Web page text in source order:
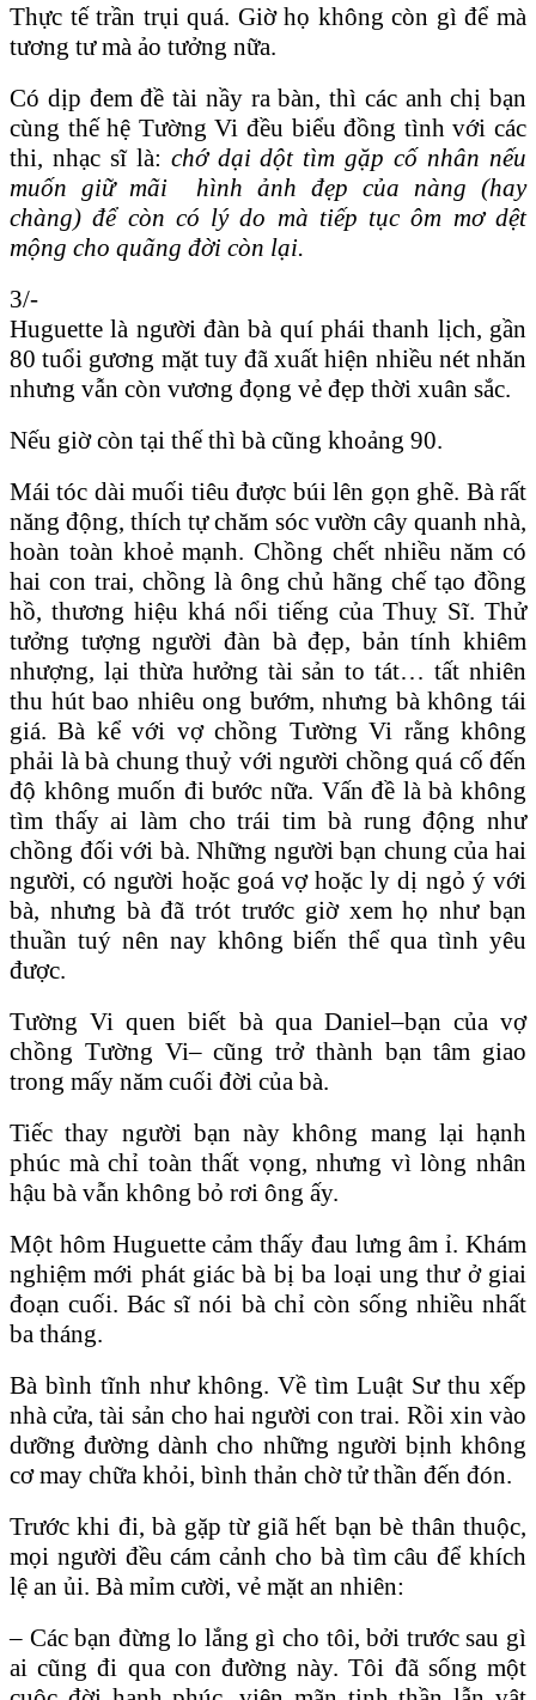
Thực tế trần trụi quá. Giờ họ không còn gì để mà
tương tư mà ảo tưởng nữa.
Có dịp đem đề tài nầy ra bàn, thì các anh chị bạn
cùng thế hệ Tường Vi đều biểu đồng tình với các
thi, nhạc sĩ là: chớ dại dột tìm gặp cố nhân nếu
muốn giữ mãi hình ảnh đẹp của nàng (hay
chàng) để còn có lý do mà tiếp tục ôm mơ dệt
mộng cho quãng đời còn lại.
3/-
Huguette là người đàn bà quí phái thanh lịch, gần
80 tuổi gương mặt tuy đã xuất hiện nhiều nét nhăn
nhưng vẫn còn vương đọng vẻ đẹp thời xuân sắc.
Nếu giờ còn tại thế thì bà cũng khoảng 90.
Mái tóc dài muối tiêu được búi lên gọn ghẽ. Bà rất
năng động, thích tự chăm sóc vườn cây quanh nhà,
hoàn toàn khoẻ mạnh. Chồng chết nhiều năm có
hai con trai, chồng là ông chủ hãng chế tạo đồng
hồ, thương hiệu khá nổi tiếng của Thuỵ Sĩ. Thử
tưởng tượng người đàn bà đẹp, bản tính khiêm
nhượng, lại thừa hưởng tài sản to tát… tất nhiên
thu hút bao nhiêu ong bướm, nhưng bà không tái
giá. Bà kể với vợ chồng Tường Vi rằng không
phải là bà chung thuỷ với người chồng quá cố đến
độ không muốn đi bước nữa. Vấn đề là bà không
tìm thấy ai làm cho trái tim bà rung động như
chồng đối với bà. Những người bạn chung của hai
người, có người hoặc goá vợ hoặc ly dị ngỏ ý với
bà, nhưng bà đã trót trước giờ xem họ như bạn
thuần tuý nên nay không biến thể qua tình yêu
được.
Tường Vi quen biết bà qua Daniel–bạn của vợ
chồng Tường Vi– cũng trở thành bạn tâm giao
trong mấy năm cuối đời của bà.
Tiếc thay người bạn này không mang lại hạnh
phúc mà chỉ toàn thất vọng, nhưng vì lòng nhân
hậu bà vẫn không bỏ rơi ông ấy.
Một hôm Huguette cảm thấy đau lưng âm ỉ. Khám
nghiệm mới phát giác bà bị ba loại ung thư ở giai
đoạn cuối. Bác sĩ nói bà chỉ còn sống nhiều nhất
ba tháng.
Bà bình tĩnh như không. Về tìm Luật Sư thu xếp
nhà cửa, tài sản cho hai người con trai. Rồi xin vào
dưỡng đường dành cho những người bịnh không
cơ may chữa khỏi, bình thản chờ tử thần đến đón.
Trước khi đi, bà gặp từ giã hết bạn bè thân thuộc,
mọi người đều cám cảnh cho bà tìm câu để khích
lệ an ủi. Bà mỉm cười, vẻ mặt an nhiên:
– Các bạn đừng lo lắng gì cho tôi, bởi trước sau gì
ai cũng đi qua con đường này. Tôi đã sống một